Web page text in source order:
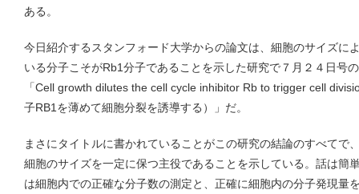
ある。
今日紹介するスタンフォード大学からの論文は、細胞のサイズに
いる分子こそがRb1分子であることを示した研究で７月２４日号
「Cell growth dilutes the cell cycle inhibitor Rb to trigger cell
子RB1を薄めて細胞分裂を誘導する）」だ。
まさにタイトルに書かれていることがこの研究の結論のすべてで
細胞のサイズを一定に保つ主役であることを示している。話は簡
は細胞内での正確な分子数の測定と、正確に細胞内の分子発現量